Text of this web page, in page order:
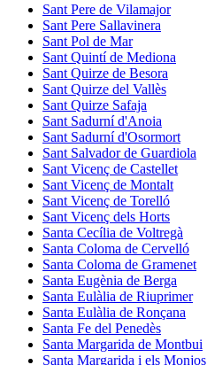
Sant Pere de Vilamajor
Sant Pere Sallavinera
Sant Pol de Mar
Sant Quintí de Mediona
Sant Quirze de Besora
Sant Quirze del Vallès
Sant Quirze Safaja
Sant Sadurní d'Anoia
Sant Sadurní d'Osormort
Sant Salvador de Guardiola
Sant Vicenç de Castellet
Sant Vicenç de Montalt
Sant Vicenç de Torelló
Sant Vicenç dels Horts
Santa Cecília de Voltregà
Santa Coloma de Cervelló
Santa Coloma de Gramenet
Santa Eugènia de Berga
Santa Eulàlia de Riuprimer
Santa Eulàlia de Ronçana
Santa Fe del Penedès
Santa Margarida de Montbui
Santa Margarida i els Monjos